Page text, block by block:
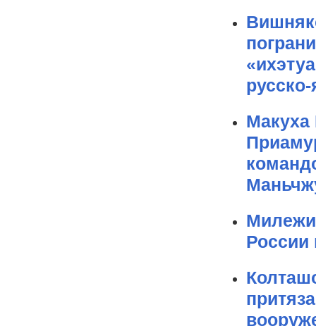
Макуха
России